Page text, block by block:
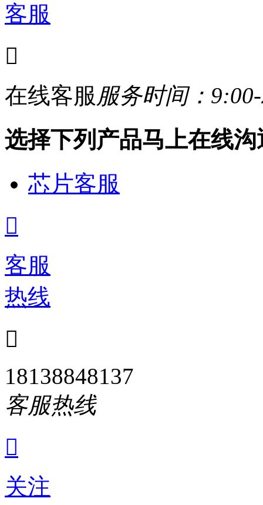
客服

在线客服服务时间：
选择下列产品马上在线沟
芯片客服

客服
热线

18138848137
客服热线

关注